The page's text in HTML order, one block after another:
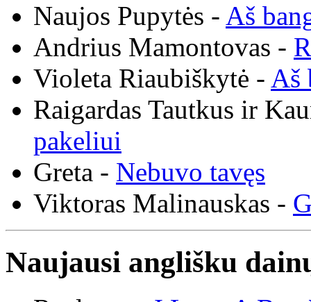
Naujos Pupytės - Aš
Andrius Mamontovas -
Violeta Riaubiškytė - Aš
Raigardas Tautkus ir
pakeliui
Greta - Nebuvo tavęs
Viktoras Malinauskas -
Naujausi anglišku